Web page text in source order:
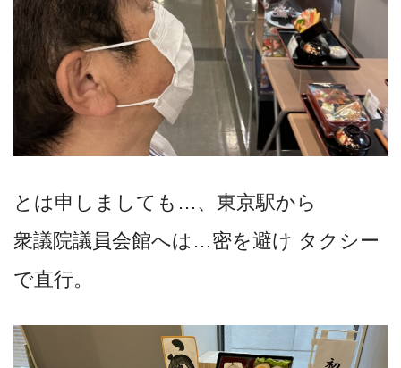
とは申しましても…、東京駅から
衆議院議員会館へは…密を避け タクシー
で直行。